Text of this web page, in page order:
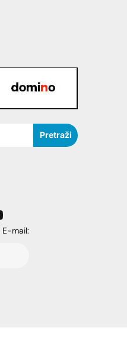
Pretraži
E-mail: